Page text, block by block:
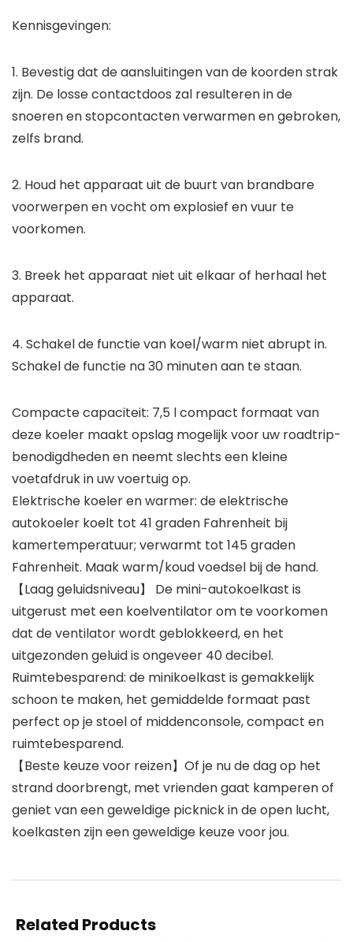
Kennisgevingen:
1. Bevestig dat de aansluitingen van de koorden strak
zijn. De losse contactdoos zal resulteren in de
snoeren en stopcontacten verwarmen en gebroken,
zelfs brand.
2. Houd het apparaat uit de buurt van brandbare
voorwerpen en vocht om explosief en vuur te
voorkomen.
3. Breek het apparaat niet uit elkaar of herhaal het
apparaat.
4. Schakel de functie van koel/warm niet abrupt in.
Schakel de functie na 30 minuten aan te staan.
Compacte capaciteit: 7,5 l compact formaat van
deze koeler maakt opslag mogelijk voor uw roadtrip-
benodigdheden en neemt slechts een kleine
voetafdruk in uw voertuig op.
Elektrische koeler en warmer: de elektrische
autokoeler koelt tot 41 graden Fahrenheit bij
kamertemperatuur; verwarmt tot 145 graden
Fahrenheit. Maak warm/koud voedsel bij de hand.
【Laag geluidsniveau】 De mini-autokoelkast is
uitgerust met een koelventilator om te voorkomen
dat de ventilator wordt geblokkeerd, en het
uitgezonden geluid is ongeveer 40 decibel.
Ruimtebesparend: de minikoelkast is gemakkelijk
schoon te maken, het gemiddelde formaat past
perfect op je stoel of middenconsole, compact en
ruimtebesparend.
【Beste keuze voor reizen】Of je nu de dag op het
strand doorbrengt, met vrienden gaat kamperen of
geniet van een geweldige picknick in de open lucht,
koelkasten zijn een geweldige keuze voor jou.
Related Products